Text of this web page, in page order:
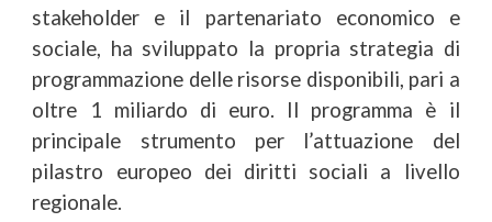
stakeholder e il partenariato economico e
sociale, ha sviluppato la propria strategia di
programmazione delle risorse disponibili, pari a
oltre 1 miliardo di euro. Il programma è il
principale strumento per l’attuazione del
pilastro europeo dei diritti sociali a livello
regionale.